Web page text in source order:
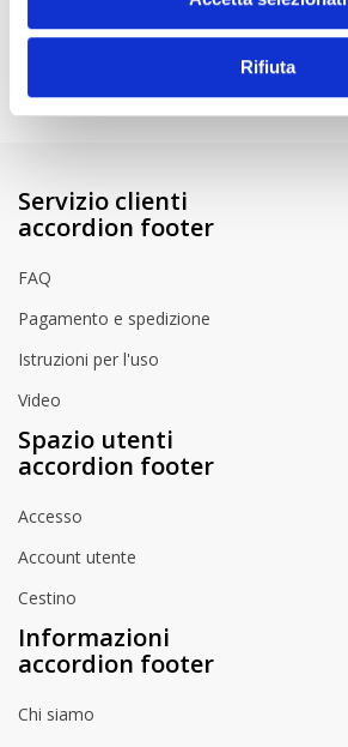
Rifiuta
How to Videos
Servizio clienti
accordion footer
FAQ
Pagamento e spedizione
Istruzioni per l'uso
Video
Spazio utenti
accordion footer
Accesso
Account utente
Cestino
Informazioni
accordion footer
Chi siamo